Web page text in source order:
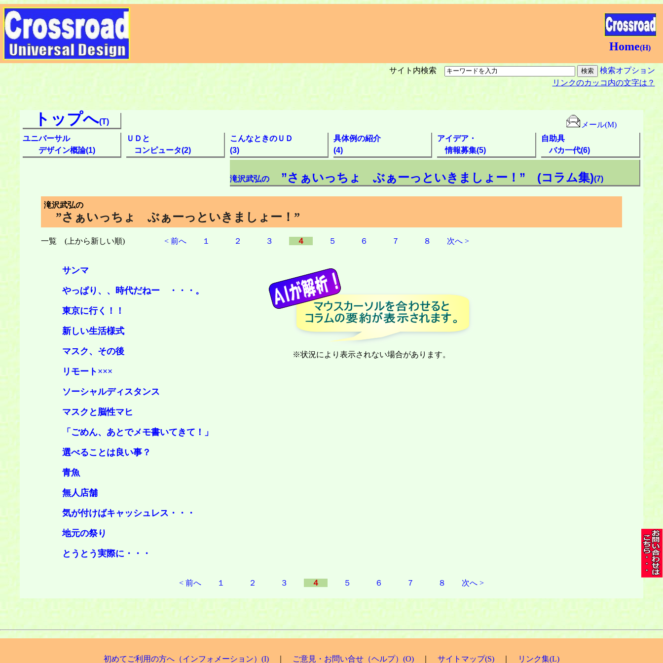
Home(H)
サイト内検索
検索オプション
リンクのカッコ内の文字は？
トップへ(T)
メール(M)
ユニバーサル
デザイン概論(1)
ＵＤと
コンピュータ(2)
こんなときのＵＤ
(3)
具体例の紹介
(4)
アイデア・
情報募集(5)
自助具
バカ一代(6)
滝沢武弘の ”さぁいっちょ ぶぁーっといきましょー！” (コラム集)(7)
滝沢武弘の
”さぁいっちょ ぶぁーっといきましょー！”
一覧 (上から新しい順) < 前へ １ ２ ３ ４ ５ ６ ７ ８ 次へ >
サンマ
やっぱり、、時代だねー ・・・。
東京に行く！！
新しい生活様式
マスク、その後
リモート×××
ソーシャルディスタンス
マスクと脳性マヒ
「ごめん、あとでメモ書いてきて！」
選べることは良い事？
青魚
無人店舗
気が付けばキャッシュレス・・・
地元の祭り
とうとう実際に・・・
※状況により表示されない場合があります。
< 前へ １ ２ ３ ４ ５ ６ ７ ８ 次へ >
初めてご利用の方へ（インフォメーション）(I) ご意見・お問い合せ（ヘルプ）(O) サイトマップ(S) リンク集(L)